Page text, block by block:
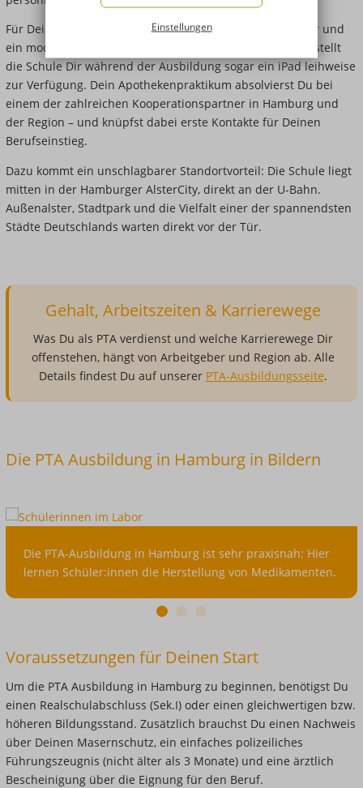
Einstellungen
Für Deine praktische Ausbildung stehen ein großes Labor und
ein moderner Computerraum zur Verfügung. Bei Bedarf stellt
die Schule Dir während der Ausbildung sogar ein iPad leihweise
zur Verfügung. Dein Apothekenpraktikum absolvierst Du bei
einem der zahlreichen Kooperationspartner in Hamburg und
der Region – und knüpfst dabei erste Kontakte für Deinen
Berufseinstieg.
Dazu kommt ein unschlagbarer Standortvorteil: Die Schule liegt
mitten in der Hamburger AlsterCity, direkt an der U-Bahn.
Außenalster, Stadtpark und die Vielfalt einer der spannendsten
Städte Deutschlands warten direkt vor der Tür.
Gehalt, Arbeitszeiten & Karrierewege
Was Du als PTA verdienst und welche Karrierewege Dir
offenstehen, hängt von Arbeitgeber und Region ab. Alle
Details findest Du auf unserer PTA-Ausbildungsseite.
Die PTA Ausbildung in Hamburg in Bildern
Ausbildung
in
praxisnah:
Hier
lernen
Schüler:innen
die
Herstellung
von
Die PTA-Ausbildung in Hamburg ist sehr praxisnah: Hier
lernen Schüler:innen die Herstellung von Medikamenten.
1 2 3
Voraussetzungen für Deinen Start
Um die PTA Ausbildung in Hamburg zu beginnen, benötigst Du
einen Realschulabschluss (Sek.I) oder einen gleichwertigen bzw.
höheren Bildungsstand. Zusätzlich brauchst Du einen Nachweis
über Deinen Masernschutz, ein einfaches polizeiliches
Führungszeugnis (nicht älter als 3 Monate) und eine ärztlich
Bescheinigung über die Eignung für den Beruf.